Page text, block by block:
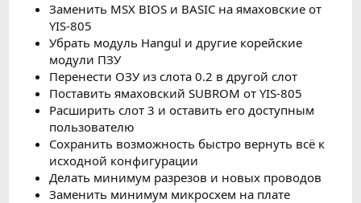
Заменить MSX BIOS и BASIC на ямаховские от
YIS-805
Убрать модуль Hangul и другие корейские
модули ПЗУ
Перенести ОЗУ из слота 0.2 в другой слот
Поставить ямаховский SUBROM от YIS-805
Расширить слот 3 и оставить его доступным
пользователю
Сохранить возможность быстро вернуть всё к
исходной конфигурации
Делать минимум разрезов и новых проводов
Заменить минимум микросхем на плате